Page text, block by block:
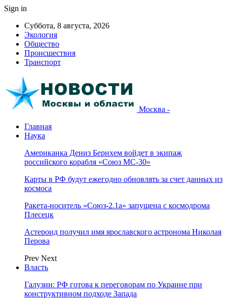
Sign in
Суббота, 8 августа, 2026
Экология
Общество
Происшествия
Транспорт
Москва -
Главная
Наука
Американка Дениз Бернхем войдет в экипаж
российского корабля «Союз МС-30»
Карты в РФ будут ежегодно обновлять за счет данных из
космоса
Ракета-носитель «Союз-2.1а» запущена с космодрома
Плесецк
Астероид получил имя ярославского астронома Николая
Перова
Prev Next
Власть
Галузин: РФ готова к переговорам по Украине при
конструктивном подходе Запада